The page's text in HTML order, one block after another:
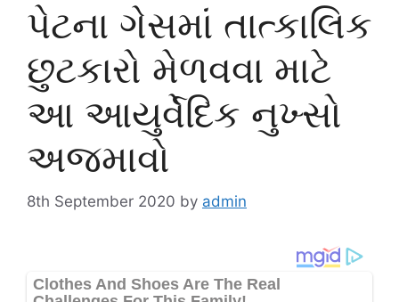
પેટના ગેસમાં તાત્કાલિક
છુટકારો મેળવવા માટે
આ આયુર્વેદિક નુખ્સો
અજમાવો
8th September 2020 by admin